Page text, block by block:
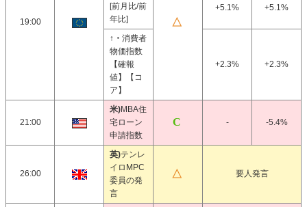
19:00
[前月比/前
年比]
+5.1% +5.1%
↑・ 消費者
物価指数
【確報
値】【コ
ア】
+2.3% +2.3%
21:00
米)MBA住
宅ローン
申請指数
- -5.4%
26:00
英)テンレ
イロMPC
委員の発
言
要人発言